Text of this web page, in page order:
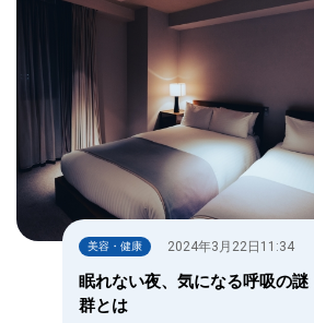
美容・健康 2024年3月22日11:34
眠れない夜、気になる呼吸の
群とは